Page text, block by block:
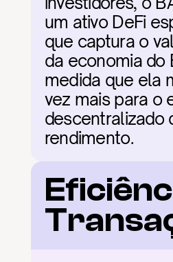
um ativo DeFi
que captura o
da economia do
medida que ela
vez mais para o
descentralizado
rendimento.